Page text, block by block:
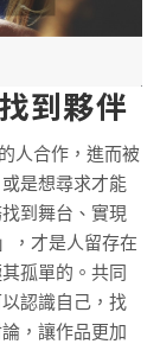
到夥伴
人合作，進而被
是想尋求才能
到舞台、實現
，才是人留存在
孤單的。共同
認識自己，找
，讓作品更加